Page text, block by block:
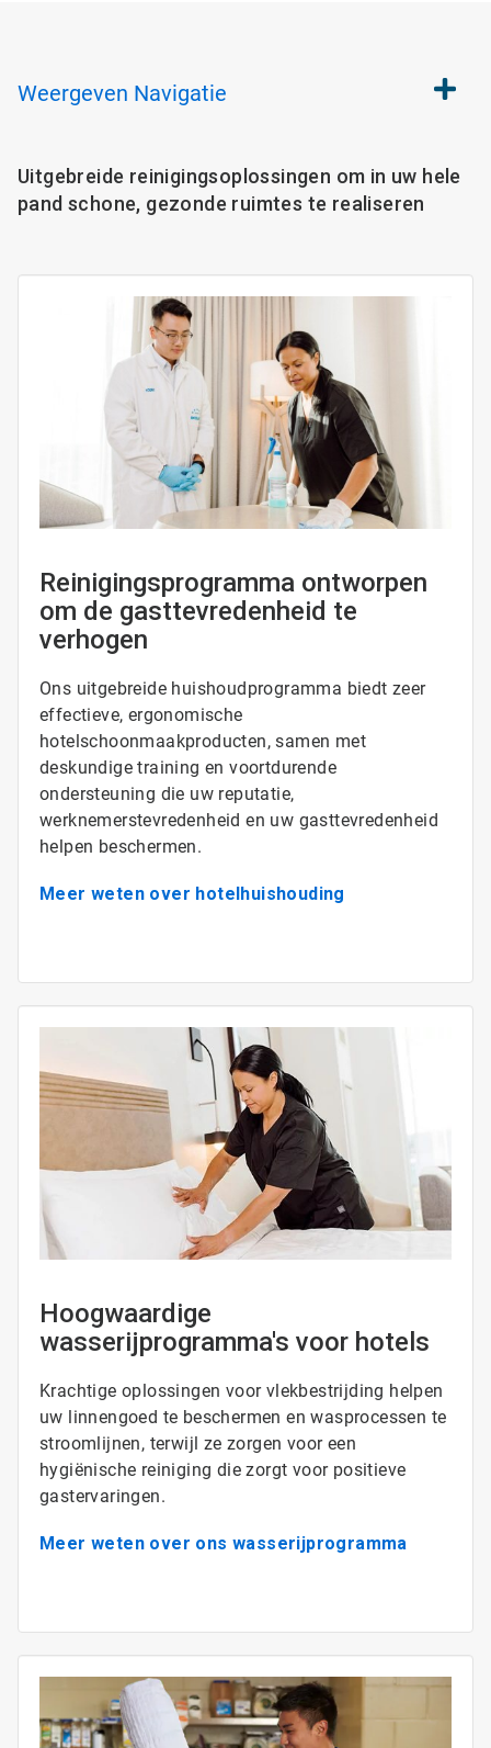
Weergeven Navigatie
Uitgebreide reinigingsoplossingen om in uw hele
pand schone, gezonde ruimtes te realiseren
Reinigingsprogramma ontworpen
om de gasttevredenheid te
verhogen
Ons uitgebreide huishoudprogramma biedt zeer
effectieve, ergonomische
hotelschoonmaakproducten, samen met
deskundige training en voortdurende
ondersteuning die uw reputatie,
werknemerstevredenheid en uw gasttevredenheid
helpen beschermen.
Meer weten over hotelhuishouding
Hoogwaardige
wasserijprogramma's voor hotels
Krachtige oplossingen voor vlekbestrijding helpen
uw linnengoed te beschermen en wasprocessen te
stroomlijnen, terwijl ze zorgen voor een
hygiënische reiniging die zorgt voor positieve
gastervaringen.
Meer weten over ons wasserijprogramma